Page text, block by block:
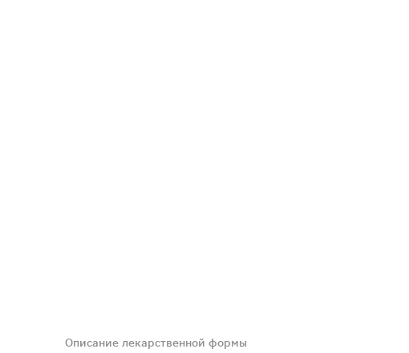
Описание лекарственной формы